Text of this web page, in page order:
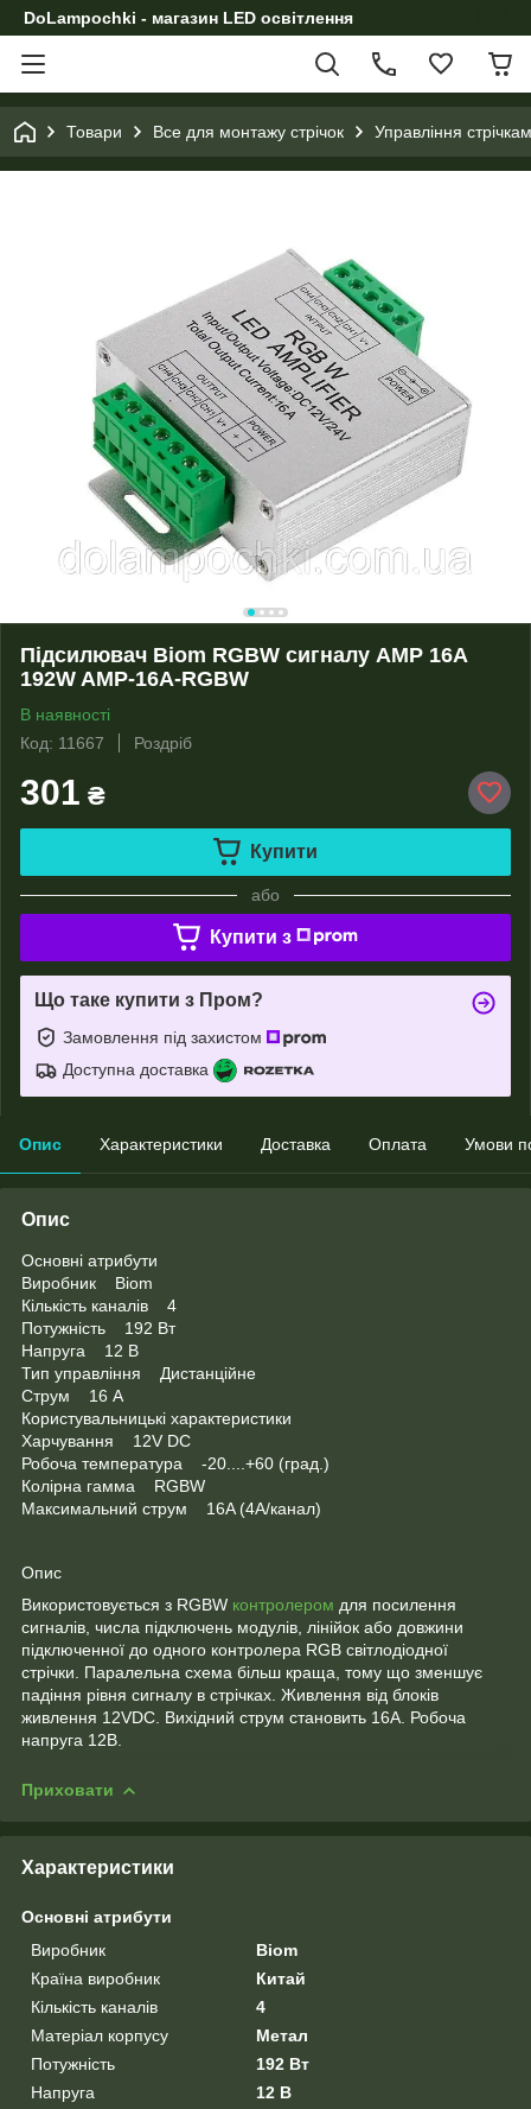
DoLampochki - магазин LED освітлення
Товари Все для монтажу стрічок Управління
Підсилювач Biom RGBW сигналу AMP 16А
192W AMP-16A-RGBW
В наявності
Код: 11667
Роздріб
301 ₴
Купити
або
Купити з
Що таке купити з Пром?
Замовлення під захистом
Доступна доставка
Опис Характеристики Доставка Оплата Умови
Опис
Основні атрибути
Виробник Biom
Кількість каналів 4
Потужність 192 Вт
Напруга 12 В
Тип управління Дистанційне
Струм 16 А
Користувальницькі характеристики
Харчування 12V DC
Робоча температура -20....+60 (град.)
Колірна гамма RGBW
Максимальний струм 16A (4А/канал)
Опис
Використовується з RGBW контролером для посилення
сигналів, числа підключень модулів, лінійок або довжини
підключенної до одного контролера RGB світлодіодної
стрічки. Паралельна схема більш краща, тому що зменшує
падіння рівня сигналу в стрічках. Живлення від блоків
живлення 12VDC. Вихідний струм становить 16А. Робоча
напруга 12В.
Приховати
Характеристики
Основні атрибути
Виробник
Biom
Країна виробник
Китай
Кількість каналів
4
Матеріал корпусу
Метал
Потужність
192 Вт
Напруга
12 В